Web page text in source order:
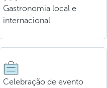
Gastronomia local e
internacional
Celebração de evento